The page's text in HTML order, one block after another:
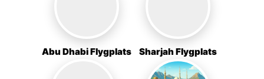
Abu Dhabi Flygplats Sharjah Flygplats